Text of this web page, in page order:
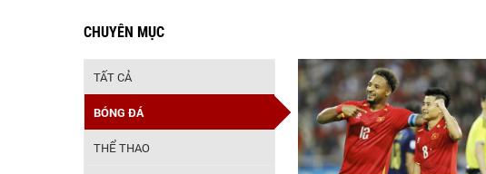
CHUYÊN MỤC
TẤT CẢ
BÓNG ĐÁ
THỂ THAO